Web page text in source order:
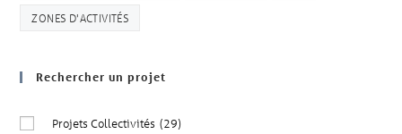
ZONES D'ACTIVITÉS
Rechercher un projet
Projets Collectivités (29)